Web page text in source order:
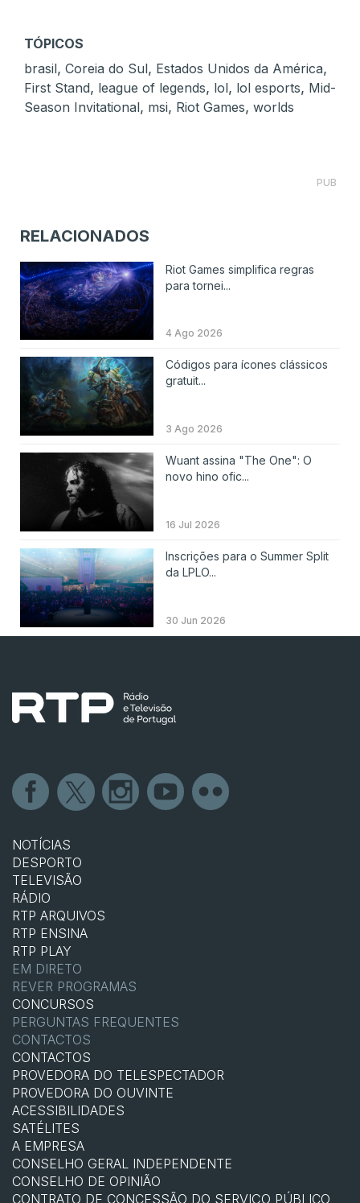
TÓPICOS
brasil, Coreia do Sul, Estados Unidos da América,
First Stand, league of legends, lol, lol esports, Mid-
Season Invitational, msi, Riot Games, worlds
PUB
RELACIONADOS
Riot Games simplifica regras
para tornei...
4 Ago 2026
Códigos para ícones clássicos
gratuit...
3 Ago 2026
Wuant assina "The One": O
novo hino ofic...
16 Jul 2026
Inscrições para o Summer Split
da LPLO...
30 Jun 2026
NOTÍCIAS
DESPORTO
TELEVISÃO
RÁDIO
RTP ARQUIVOS
RTP ENSINA
RTP PLAY
EM DIRETO
REVER PROGRAMAS
CONCURSOS
PERGUNTAS FREQUENTES
CONTACTOS
CONTACTOS
PROVEDORA DO TELESPECTADOR
PROVEDORA DO OUVINTE
ACESSIBILIDADES
SATÉLITES
A EMPRESA
CONSELHO GERAL INDEPENDENTE
CONSELHO DE OPINIÃO
CONTRATO DE CONCESSÃO DO SERVIÇO PÚBLICO